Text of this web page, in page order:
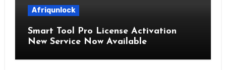
Afriqunlock
Smart Tool Pro License Activation
New Service Now Available